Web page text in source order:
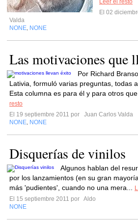
Leer el resto
El 02
Valda
NONE NONE
Las motivaciones que
Por Richard
Lativia, formuló varias preguntas, todas
Esta columna es para él y para otros
resto
El 19 septiembre 2011 por
Juan Carlos Valda
NONE NONE
Disquerías de vinilos
Algunos hablan del
por los lanzamientos (en su gran
más 'pudientes', cuando no una mera...
El 15 septiembre 2011 por Aldo
NONE